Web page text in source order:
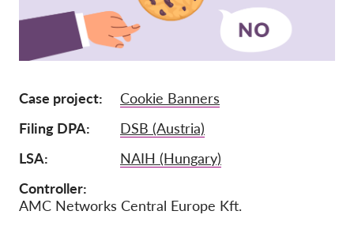
Sponzorstvo
Daňová uznateľnosť
O nás
Tím
Otázky a odpovede
Case project
Cookie Banners
Filing DPA
DSB (Austria)
LSA
NAIH (Hungary)
Controller
AMC Networks Central Europe Kft.